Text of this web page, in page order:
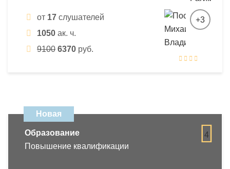
от 17 слушателей
1050 ак. ч.
9100 6370 руб.
+3
Новая
4
Образование
Повышение квалификации